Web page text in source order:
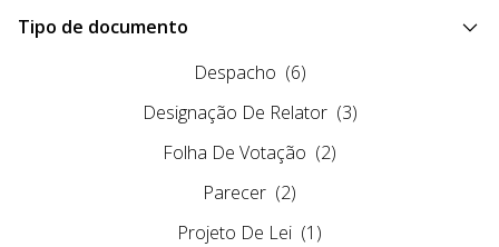
Tipo de documento
Despacho (6)
Designação De Relator (3)
Folha De Votação (2)
Parecer (2)
Projeto De Lei (1)